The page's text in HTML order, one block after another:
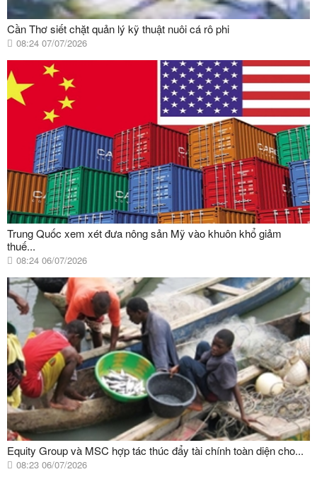
Cần Thơ siết chặt quản lý kỹ thuật nuôi cá rô phi
08:24 07/07/2026
Trung Quốc xem xét đưa nông sản Mỹ vào khuôn khổ giảm
thuế...
08:24 06/07/2026
Equity Group và MSC hợp tác thúc đẩy tài chính toàn diện cho...
08:23 06/07/2026